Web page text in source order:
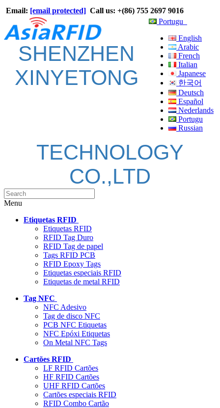
Email: [email protected] Call us: +(86) 755 2697 9016
Portugu
English
Arabic
French
Italian
Japanese
한국어
Deutsch
Español
Nederlands
Portugu
Russian
SHENZHEN
XINYETONG
TECHNOLOGY
CO.,LTD
Menu
Etiquetas RFID
Etiquetas RFID
RFID Tag Duro
RFID Tag de papel
Tags RFID PCB
RFID Epoxy Tags
Etiquetas especiais RFID
Etiquetas de metal RFID
Tag NFC
NFC Adesivo
Tag de disco NFC
PCB NFC Etiquetas
NFC Epóxi Etiquetas
On Metal NFC Tags
Cartões RFID
LF RFID Cartões
HF RFID Cartões
UHF RFID Cartões
Cartões especiais RFID
RFID Combo Cartão